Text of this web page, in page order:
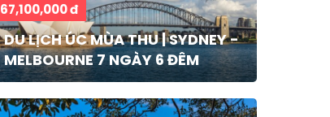
67,100,000 đ
DU LỊCH ÚC MÙA THU | SYDNEY -
MELBOURNE 7 NGÀY 6 ĐÊM